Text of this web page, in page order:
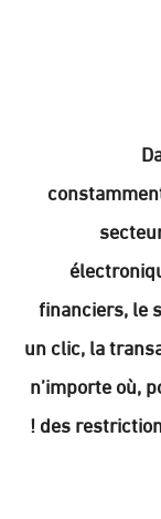
financiers, le
un clic, la
n’importe où,
des